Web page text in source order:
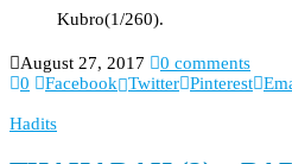
Kubro(1/260).
August 27, 2017
0 comments
0
Facebook Twitter Pinterest
Hadits